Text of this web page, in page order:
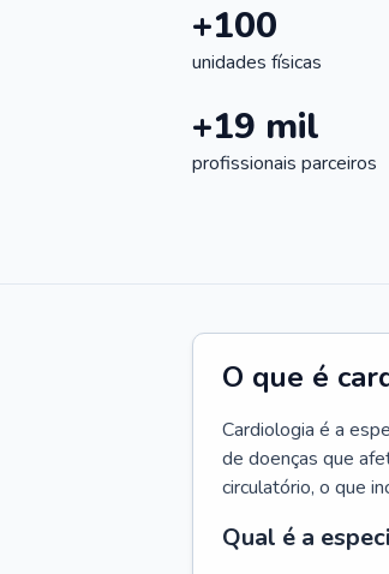
+100
unidades físicas
+19 mil
profissionais parceiros
O que é
Cardiologia é a
de doenças que
circulatório, o que
Qual é a